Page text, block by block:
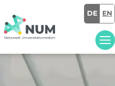
DE EN